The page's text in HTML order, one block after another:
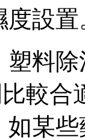
度設置
除
比較
如某